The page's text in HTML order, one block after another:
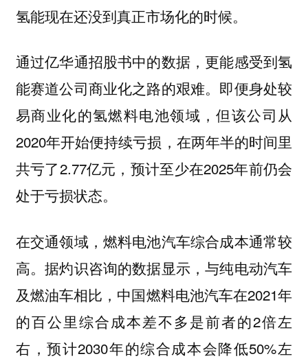
氢能现在还没到真正市场化的时候。
通过亿华通招股书中的数据，更能感受到氢
能赛道公司商业化之路的艰难。即便身处较
易商业化的氢燃料电池领域，但该公司从
2020年开始便持续亏损，在两年半的时间里
共亏了2.77亿元，预计至少在2025年前仍会
处于亏损状态。
在交通领域，燃料电池汽车综合成本通常较
高。据灼识咨询的数据显示，与纯电动汽车
及燃油车相比，中国燃料电池汽车在2021年
的百公里综合成本差不多是前者的2倍左
右，预计2030年的综合成本会降低50%左